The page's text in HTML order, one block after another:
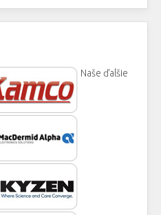
Naše ďalšie